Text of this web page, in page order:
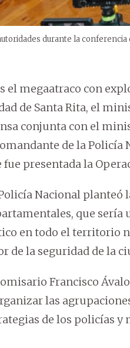
durante la
el megaatraco con
de Santa Rita, el
conjunta con el
de la Policía
fue presentada la
Nacional planteó
que sería
en todo el territorio
de la seguridad de la
Francisco
las
de los policías y